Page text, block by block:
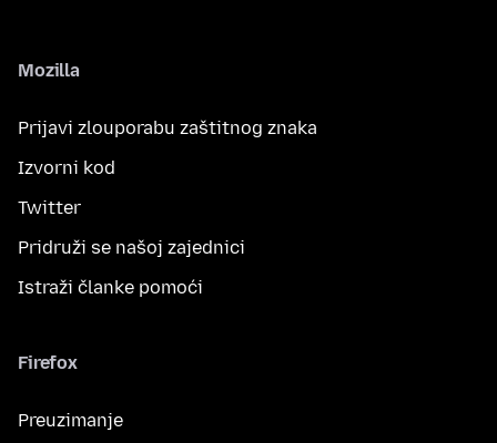
Mozilla
Prijavi zlouporabu zaštitnog znaka
Izvorni kod
Twitter
Pridruži se našoj zajednici
Istraži članke pomoći
Firefox
Preuzimanje